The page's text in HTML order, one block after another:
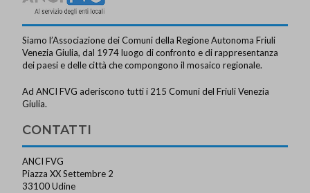
Siamo l’Associazione dei Comuni della Regione Autonoma Friuli
Venezia Giulia, dal 1974 luogo di confronto e di rappresentanza
dei paesi e delle città che compongono il mosaico regionale.
Ad ANCI FVG aderiscono tutti i 215 Comuni del Friuli Venezia
Giulia.
CONTATTI
ANCI FVG
Piazza XX Settembre 2
33100 Udine